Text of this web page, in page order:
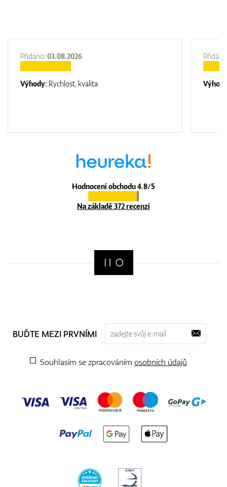
Hodnocení obchodu 4.8/5
Na základě 372 recenzí
Přidáno: 03.08.2026
Výhody: Rychlost, kvalita
BUĎTE MEZI PRVNÍMI
Souhlasím se zpracováním osobních údajů